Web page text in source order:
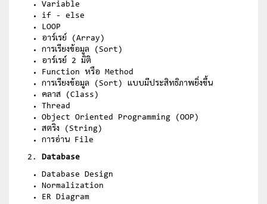
Variable
if - else
LOOP
อาร์เรย์ (Array)
การเรียงข้อมูล (Sort)
อาร์เรย์ 2 มิติ
Function หรือ Method
การเรียงข้อมูล (Sort) แบบมีประสิทธิภาพยิ่งขึ้น
คลาส (Class)
Thread
Object Oriented Programming (OOP)
สตริง (String)
การอ่าน File
Database
Database Design
Normalization
ER Diagram